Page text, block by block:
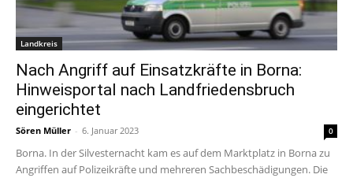
Landkreis
Nach Angriff auf Einsatzkräfte in Borna:
Hinweisportal nach Landfriedensbruch
eingerichtet
Sören Müller - 6. Januar 2023 0
Borna. In der Silvesternacht kam es auf dem Marktplatz in Borna zu
Angriffen auf Polizeikräfte und mehreren Sachbeschädigungen. Die